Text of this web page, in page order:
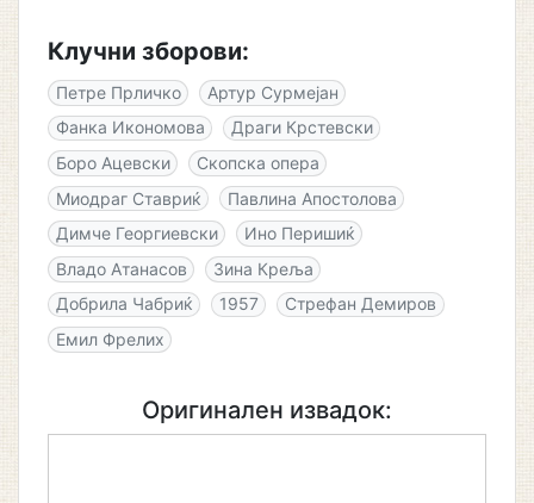
Клучни зборови:
Петре Прличко
Артур Сурмејан
Фанка Икономова
Драги Крстевски
Боро Ацевски
Скопска опера
Миодраг Ставриќ
Павлина Апостолова
Димче Георгиевски
Ино Перишиќ
Владо Атанасов
Зина Креља
Добрила Чабриќ
1957
Стрефан Демиров
Емил Фрелих
Оригинален извадок: